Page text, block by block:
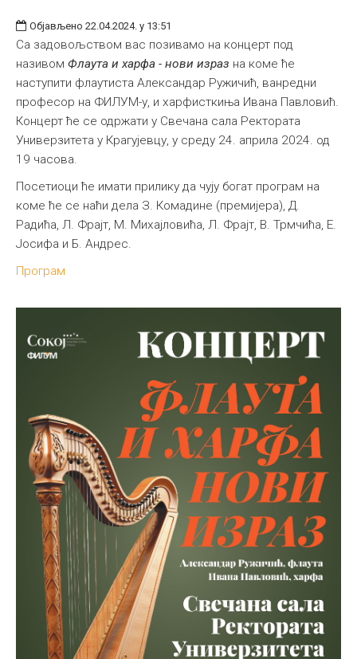
Објављено 22.04.2024. у 13:51
Са задовољством вас позивамо на концерт под
називом Флаута и харфа - нови израз на коме ће
наступити флаутиста Александар Ружичић, ванредни
професор на ФИЛУМ-у, и харфисткиња Ивана Павловић.
Концерт ће се одржати у Свечана сала Ректората
Универзитета у Крагујевцу, у среду 24. априла 2024. од
19 часова.
Посетиоци ће имати прилику да чују богат програм на
коме ће се наћи дела З. Комадине (премијера), Д.
Радића, Л. Фрајт, М. Михајловића, Л. Фрајт, В. Трмчића, Е.
Јосифа и Б. Андрес.
Програм